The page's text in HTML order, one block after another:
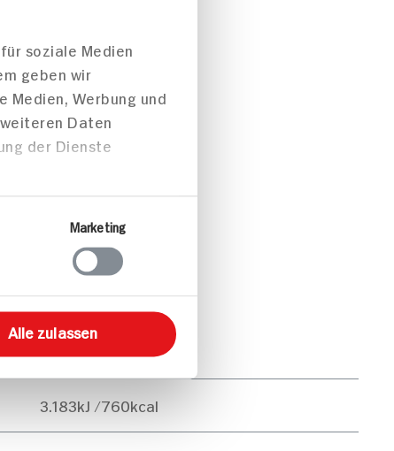
soziale Medien
geben wir
Medien, Werbung und
Daten
der Dienste
Marketing
Alle zulassen
pro Portion
3.183kJ /760kcal